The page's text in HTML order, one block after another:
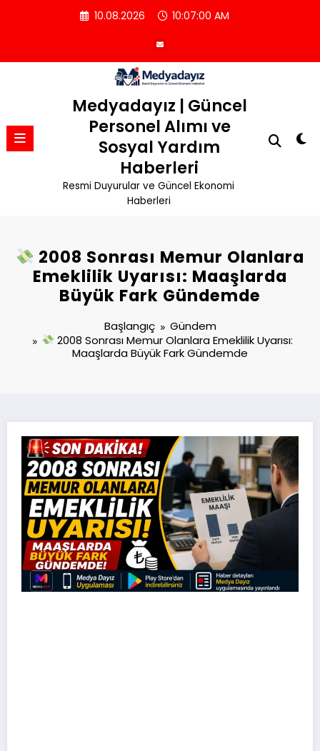
10.08.2026 10:07:00 AM
Medyadayız | Güncel
Personel Alımı ve
Sosyal Yardım
Haberleri
Resmi Duyurular ve Güncel Ekonomi
Haberleri
2008 Sonrası Memur Olanlara
Emeklilik Uyarısı: Maaşlarda
Büyük Fark Gündemde
Başlangıç
Gündem
2008 Sonrası Memur Olanlara Emeklilik Uyarısı:
Maaşlarda Büyük Fark Gündemde